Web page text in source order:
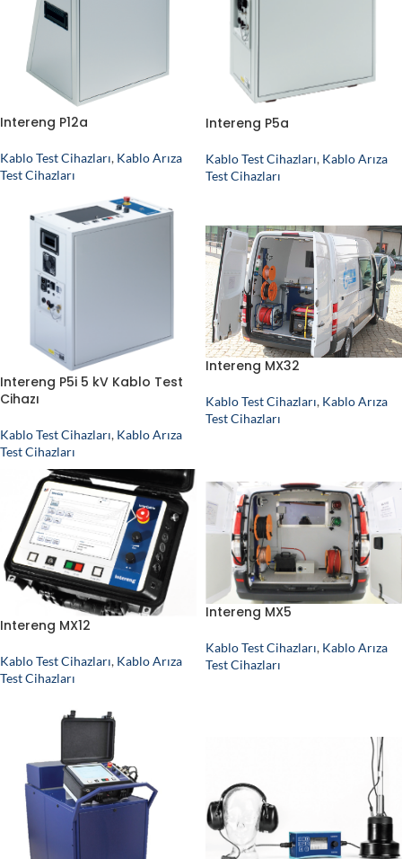
Intereng P12a
Kablo Test Cihazları, Kablo Arıza
Test Cihazları
Intereng P5a
Kablo Test Cihazları, Kablo Arıza
Test Cihazları
Intereng P5i 5 kV Kablo Test
Cihazı
Kablo Test Cihazları, Kablo Arıza
Test Cihazları
Intereng MX32
Kablo Test Cihazları, Kablo Arıza
Test Cihazları
Intereng MX12
Kablo Test Cihazları, Kablo Arıza
Test Cihazları
Intereng MX5
Kablo Test Cihazları, Kablo Arıza
Test Cihazları